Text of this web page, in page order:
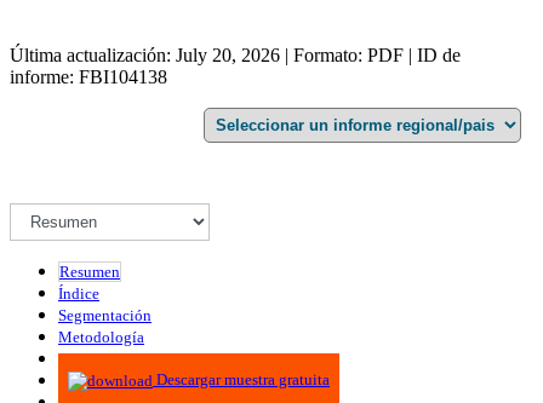
Última actualización: July 20, 2026 | Formato: PDF | ID de
informe: FBI104138
Resumen
Índice
Segmentación
Metodología
Infografías
Descargar muestra gratuita